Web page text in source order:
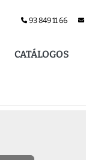
93 849 11 66
CATÁLOGOS